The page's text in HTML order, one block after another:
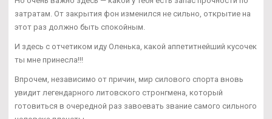
затратам. От закрытия фон изменился не сильно, открытие на
этот раз должно быть спокойным.
И здесь с отчетиком иду Оленька, какой аппетитнейший кусочек
ты мне принесла!!!
Впрочем, независимо от причин, мир силового спорта вновь
увидит легендарного литовского стронгмена, который
готовиться в очередной раз завоевать звание самого сильного